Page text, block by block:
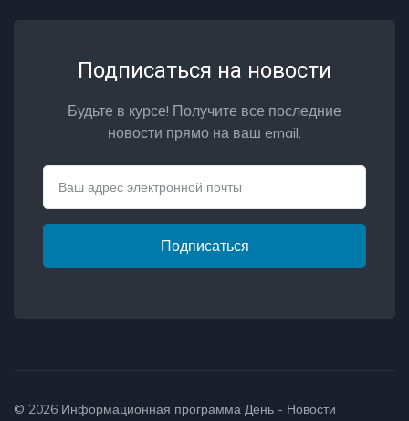
Подписаться на новости
Будьте в курсе! Получите все последние
новости прямо на ваш email.
Подписаться
© 2026 Информационная программа День - Новости